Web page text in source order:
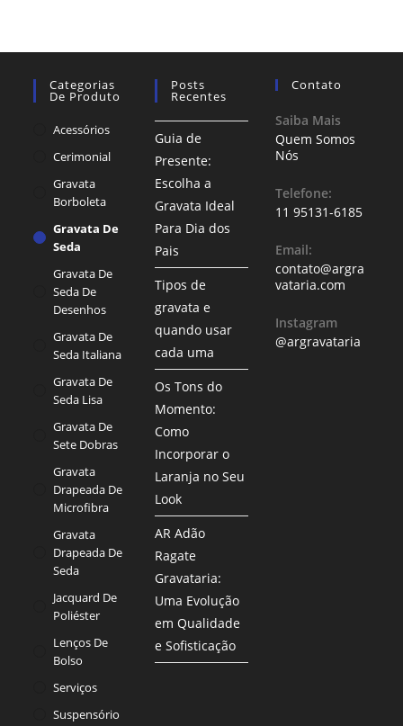
Categorias
De Produto
Acessórios
Cerimonial
Gravata
Borboleta
Gravata De
Seda
Gravata De
Seda De
Desenhos
Gravata De
Seda Italiana
Gravata De
Seda Lisa
Gravata De
Sete Dobras
Gravata
Drapeada De
Microfibra
Gravata
Drapeada De
Seda
Jacquard De
Poliéster
Lenços De
Bolso
Serviços
Suspensório
Posts
Recentes
Guia de
Presente:
Escolha a
Gravata Ideal
Para Dia dos
Pais
Tipos de
gravata e
quando usar
cada uma
Os Tons do
Momento:
Como
Incorporar o
Laranja no Seu
Look
AR Adão
Ragate
Gravataria:
Uma Evolução
em Qualidade
e Sofisticação
Contato
Saiba Mais
Quem Somos
Nós
Telefone:
11 95131-6185
Email:
contato@argra
vataria.com
Instagram
@argravataria